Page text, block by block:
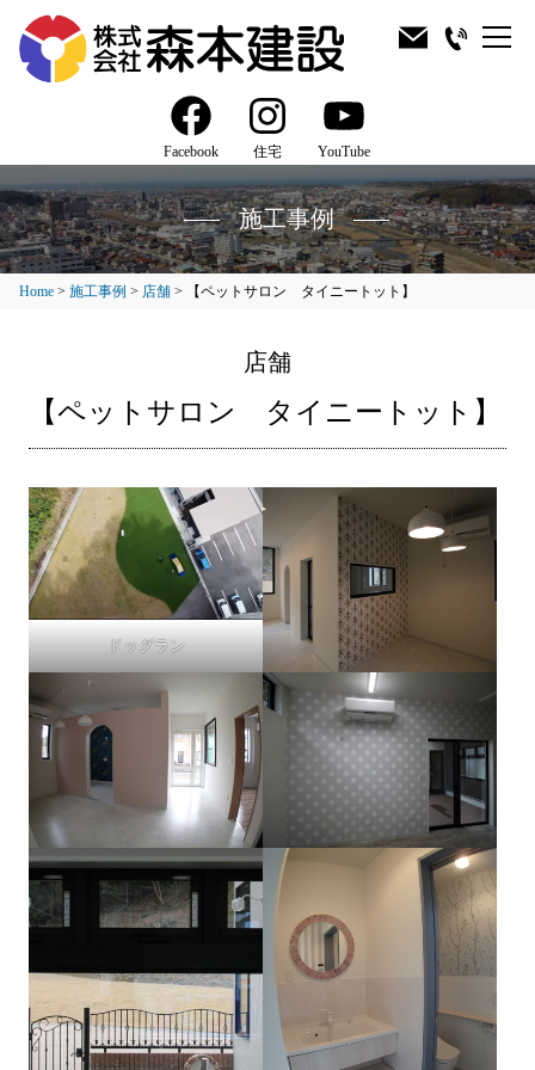
Facebook 住宅 YouTube
施工事例
Home > 施工事例 > 店舗 > 【ペットサロン タイニートット】
店舗
【ペットサロン タイニートット】
ドッグラン